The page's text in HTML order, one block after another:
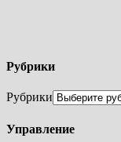
Рубрики
Рубрики
Управление